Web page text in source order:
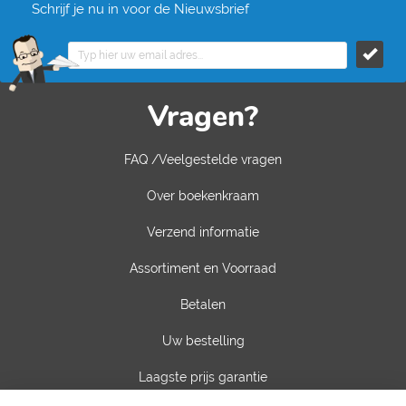
Schrijf je nu in voor de Nieuwsbrief
Vragen?
FAQ /Veelgestelde vragen
Over boekenkraam
Verzend informatie
Assortiment en Voorraad
Betalen
Uw bestelling
Laagste prijs garantie